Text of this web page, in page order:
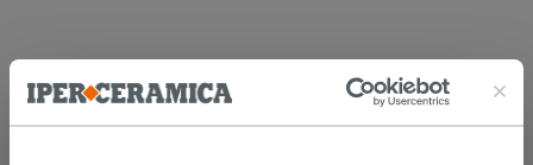
KUNDEN, DIE DIESEN ARTIKEL